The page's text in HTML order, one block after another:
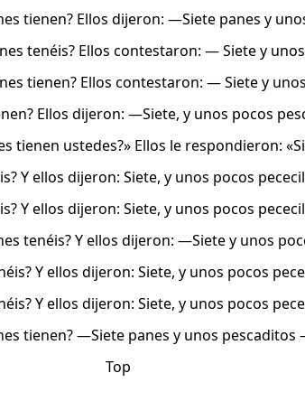
tienen? Ellos dijeron: —Siete panes y
tenéis? Ellos contestaron: — Siete y
tienen? Ellos contestaron: — Siete y
Ellos dijeron: —Siete, y unos pocos
tienen ustedes?» Ellos le respondieron:
Y ellos dijeron: Siete, y unos pocos
Y ellos dijeron: Siete, y unos pocos
tenéis? Y ellos dijeron: —Siete y unos
Y ellos dijeron: Siete, y unos pocos
Y ellos dijeron: Siete, y unos pocos
tienen? —Siete panes y unos
Top